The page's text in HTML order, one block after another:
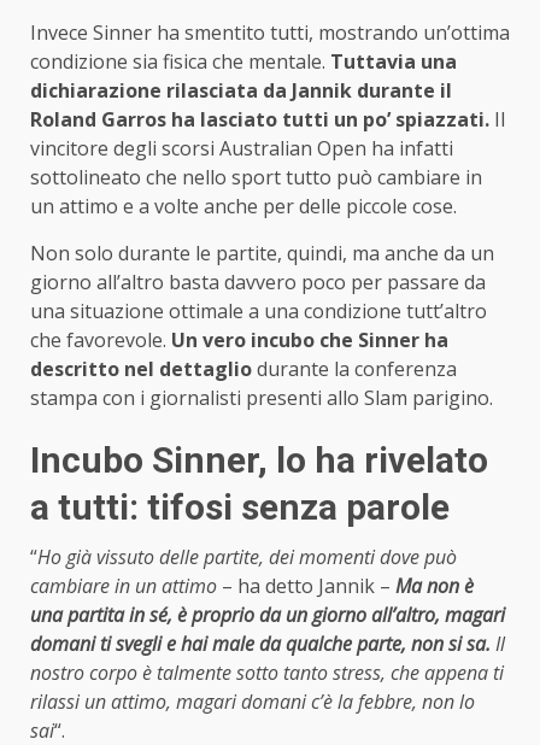
Invece Sinner ha smentito tutti, mostrando un’ottima
condizione sia fisica che mentale. Tuttavia una
dichiarazione rilasciata da Jannik durante il
Roland Garros ha lasciato tutti un po’ spiazzati. Il
vincitore degli scorsi Australian Open ha infatti
sottolineato che nello sport tutto può cambiare in
un attimo e a volte anche per delle piccole cose.
Non solo durante le partite, quindi, ma anche da un
giorno all’altro basta davvero poco per passare da
una situazione ottimale a una condizione tutt’altro
che favorevole. Un vero incubo che Sinner ha
descritto nel dettagliodurante la conferenza
stampa con i giornalisti presenti allo Slam parigino.
Incubo Sinner, lo ha rivelato
a tutti: tifosi senza parole
“Ho già vissuto delle partite, dei momenti dove può
cambiare in un attimo – ha detto Jannik – Ma non è
una partita in sé, è proprio da un giorno all’altro, magari
domani ti svegli e hai male da qualche parte, non si sa. Il
nostro corpo è talmente sotto tanto stress, che appena ti
rilassi un attimo, magari domani c’è la febbre, non lo
sai“.